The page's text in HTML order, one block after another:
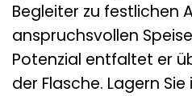
Begleiter zu festlichen
anspruchsvollen
Potenzial entfaltet er
der Flasche. Lagern